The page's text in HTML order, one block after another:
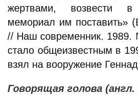
жертвами, возвести
мемориал им поставить»
// Наш современник.
стало общеизвестным в
взял на вооружение
Говорящая голова (англ.